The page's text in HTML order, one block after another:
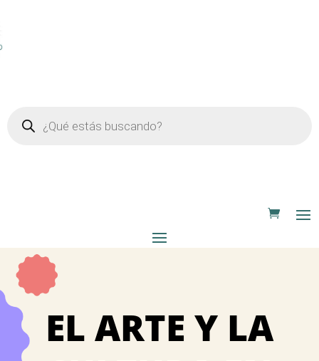
productos
EL ARTE Y LA